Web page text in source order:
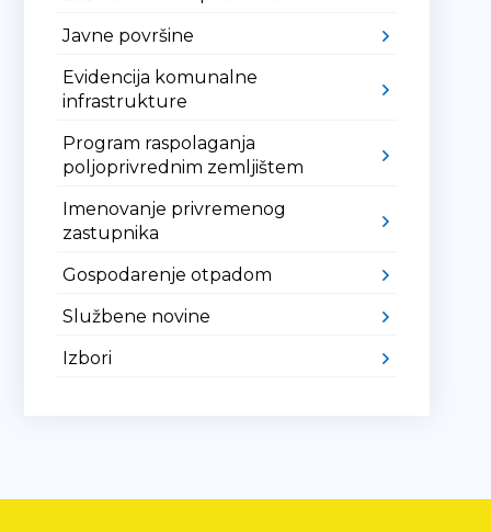
Javne površine
Evidencija komunalne
infrastrukture
Program raspolaganja
poljoprivrednim zemljištem
Imenovanje privremenog
zastupnika
Gospodarenje otpadom
Službene novine
Izbori